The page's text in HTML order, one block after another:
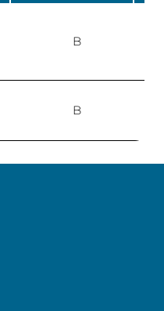
B
B